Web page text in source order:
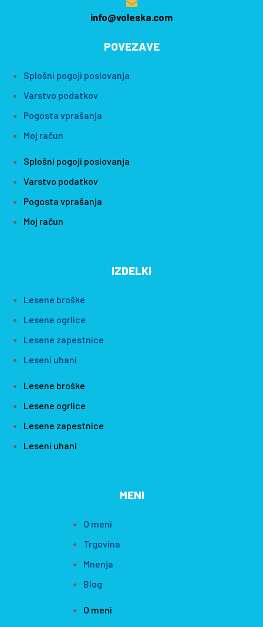
info@voleska.com
POVEZAVE
Splošni pogoji poslovanja
Varstvo podatkov
Pogosta vprašanja
Moj račun
Splošni pogoji poslovanja
Varstvo podatkov
Pogosta vprašanja
Moj račun
IZDELKI
Lesene broške
Lesene ogrlice
Lesene zapestnice
Leseni uhani
Lesene broške
Lesene ogrlice
Lesene zapestnice
Leseni uhani
MENI
O meni
Trgovina
Mnenja
Blog
O meni